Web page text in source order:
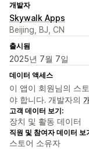
개발자
Skywalk Apps
Beijing, BJ, CN
출시됨
2025년 7월 7일
데이터 액세스
이 앱이 회원님의 스
야 합니다. 개발자의
고객 데이터 보기:
장치 및 활동 데이터
직원 및 참여자 데이터 보
스토어 소유자